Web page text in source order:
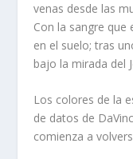
venas desde las
Con la sangre que
en el suelo; tras
bajo la mirada del
Los colores de la
de datos de
comienza a